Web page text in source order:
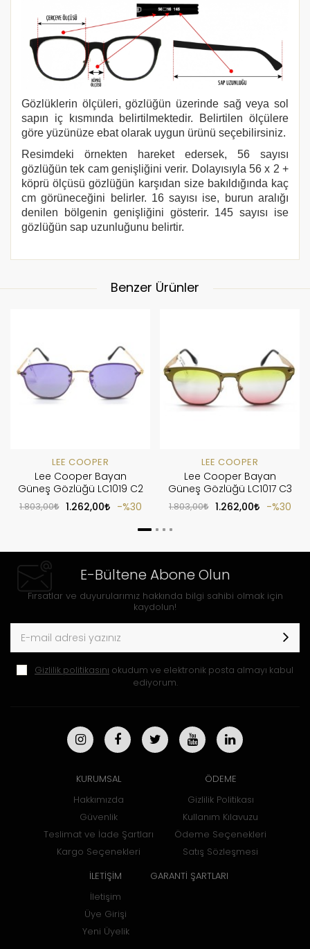
Gözlüklerin ölçüleri, gözlüğün üzerinde sağ veya sol
sapın iç kısmında belirtilmektedir. Belirtilen ölçülere
göre yüzünüze ebat olarak uygun ürünü seçebilirsiniz.
Resimdeki örnekten hareket edersek, 56 sayısı
gözlüğün tek cam genişliğini verir. Dolayısıyla 56 x 2 +
köprü ölçüsü gözlüğün karşıdan size bakıldığında kaç
cm görüneceğini belirler. 16 sayısı ise, burun aralığı
denilen bölgenin genişliğini gösterir. 145 sayısı ise
gözlüğün sap uzunluğunu belirtir.
Benzer Ürünler
LEE COOPER
Lee Cooper Bayan
Güneş Gözlüğü LC1019 C2
1.803,00 1.262,00 %30
LEE COOPER
Lee Cooper Bayan
Güneş Gözlüğü LC1017 C3
1.803,00 1.262,00 %30
E-Bültene Abone Olun
Fırsatlar ve duyurularımız hakkında bilgi sahibi olmak için
kaydolun!
Gizlilik politikasını okudum ve elektronik posta almayı kabul
ediyorum.
KURUMSAL
Hakkımızda
Güvenlik
Teslimat ve İade Şartları
Kargo Seçenekleri
ÖDEME
Gizlilik Politikası
Kullanım Kılavuzu
Ödeme Seçenekleri
Satış Sözleşmesi
İLETİŞİM
İletişim
Üye Girişi
Yeni Üyelik
GARANTİ ŞARTLARI